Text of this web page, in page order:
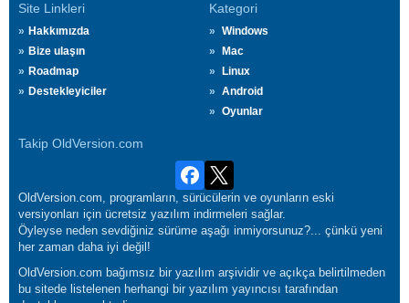
Site Linkleri
Hakkımızda
Bize ulaşın
Roadmap
Destekleyiciler
Kategori
Windows
Mac
Linux
Android
Oyunlar
Takip OldVersion.com
OldVersion.com, programların, sürücülerin ve oyunların eski
versiyonları için ücretsiz yazılım indirmeleri sağlar.
Öyleyse neden sevdiğiniz sürüme aşağı inmiyorsunuz?... çünkü yeni
her zaman daha iyi değil!
OldVersion.com bağımsız bir yazılım arşividir ve açıkça belirtilmeden
bu sitede listelenen herhangi bir yazılım yayıncısı tarafından